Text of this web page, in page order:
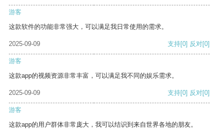
游客
这款软件的功能非常强大，可以满足我日常使用的需求。
2025-09-09 支持[0] 反对[0]
游客
这款app的视频资源非常丰富，可以满足我不同的娱乐需求。
2025-09-09 支持[0] 反对[0]
游客
这款app的用户群体非常庞大，我可以结识到来自世界各地的朋友。